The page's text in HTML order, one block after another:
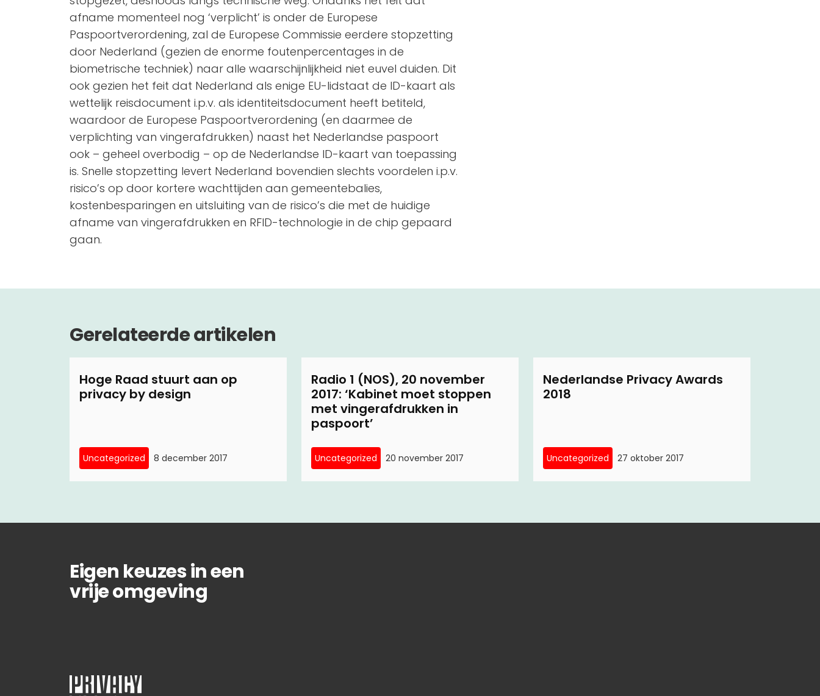
afname momenteel nog ‘verplicht’ is onder de Europese
Paspoortverordening, zal de Europese Commissie eerdere stopzetting
door Nederland (gezien de enorme foutenpercentages in de
biometrische techniek) naar alle waarschijnlijkheid niet euvel duiden. Dit
ook gezien het feit dat Nederland als enige EU-lidstaat de ID-kaart als
wettelijk reisdocument i.p.v. als identiteitsdocument heeft betiteld,
waardoor de Europese Paspoortverordening (en daarmee de
verplichting van vingerafdrukken) naast het Nederlandse paspoort
ook – geheel overbodig – op de Nederlandse ID-kaart van toepassing
is. Snelle stopzetting levert Nederland bovendien slechts voordelen i.p.v.
risico’s op door kortere wachttijden aan gemeentebalies,
kostenbesparingen en uitsluiting van de risico’s die met de huidige
afname van vingerafdrukken en RFID-technologie in de chip gepaard
gaan.
Gerelateerde artikelen
Hoge Raad stuurt aan op
privacy by design
Uncategorized 8 december 2017
Radio 1 (NOS), 20 november
2017: ‘Kabinet moet stoppen
met vingerafdrukken in
paspoort’
Uncategorized 20 november 2017
Nederlandse Privacy Awards
2018
Uncategorized 27 oktober 2017
Eigen keuzes in een
vrije omgeving